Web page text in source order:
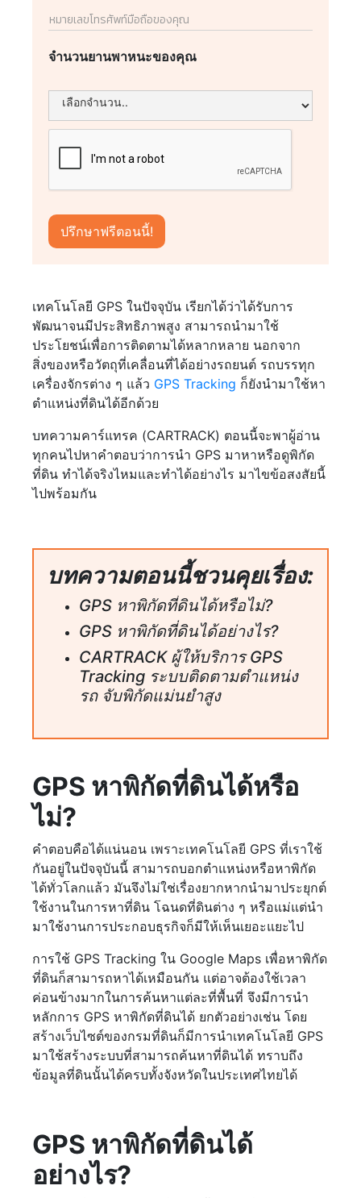
จำนวนยานพาหนะของคุณ
เทคโนโลยี GPS ในปัจจุบัน เรียกได้ว่าได้รับการ
พัฒนาจนมีประสิทธิภาพสูง สามารถนำมาใช้
ประโยชน์เพื่อการติดตามได้หลากหลาย นอกจาก
สิ่งของหรือวัตถุที่เคลื่อนที่ได้อย่างรถยนต์ รถบรรทุก
เครื่องจักรต่าง ๆ แล้ว GPS Tracking ก็ยังนำมาใช้หา
ตำแหน่งที่ดินได้อีกด้วย
บทความคาร์แทรค (CARTRACK) ตอนนี้จะพาผู้อ่าน
ทุกคนไปหาคำตอบว่าการนำ GPS มาหาหรือดูพิกัด
ที่ดิน ทำได้จริงไหมและทำได้อย่างไร มาไขข้อสงสัยนี้
ไปพร้อมกัน
บทความตอนนี้ชวนคุยเรื่อง:
GPS หาพิกัดที่ดินได้หรือไม่?
GPS หาพิกัดที่ดินได้อย่างไร?
CARTRACK ผู้ให้บริการ GPS
Tracking ระบบติดตามตำแหน่ง
รถ จับพิกัดแม่นยำสูง
GPS หาพิกัดที่ดินได้หรือ
ไม่?
คำตอบคือได้แน่นอน เพราะเทคโนโลยี GPS ที่เราใช้
กันอยู่ในปัจจุบันนี้ สามารถบอกตำแหน่งหรือหาพิกัด
ได้ทั่วโลกแล้ว มันจึงไม่ใช่เรื่องยากหากนำมาประยุกต์
ใช้งานในการหาที่ดิน โฉนดที่ดินต่าง ๆ หรือแม่แต่นำ
มาใช้งานการประกอบธุรกิจก็มีให้เห็นเยอะแยะไป
การใช้ GPS Tracking ใน Google Maps เพื่อหาพิกัด
ที่ดินก็สามารถหาได้เหมือนกัน แต่อาจต้องใช้เวลา
ค่อนข้างมากในการค้นหาแต่ละที่พื้นที่ จึงมีการนำ
หลักการ GPS หาพิกัดที่ดินได้ ยกตัวอย่างเช่น โดย
สร้างเว็บไซต์ของกรมที่ดินก็มีการนำเทคโนโลยี GPS
มาใช้สร้างระบบที่สามารถค้นหาที่ดินได้ ทราบถึง
ข้อมูลที่ดินนั้นได้ครบทั้งจังหวัดในประเทศไทยได้
GPS หาพิกัดที่ดินได้
อย่างไร?